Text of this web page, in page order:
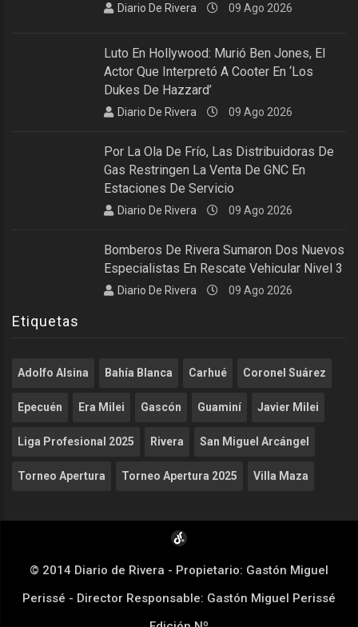
Diario De Rivera 09 Ago 2026
Luto En Hollywood: Murió Ben Jones, El
Actor Que Interpretó A Cooter En ‘Los
Dukes De Hazzard’
Diario De Rivera 09 Ago 2026
Por La Ola De Frío, Las Distribuidoras De
Gas Restringen La Venta De GNC En
Estaciones De Servicio
Diario De Rivera 09 Ago 2026
Bomberos De Rivera Sumaron Dos Nuevos
Especialistas En Rescate Vehicular Nivel 3
Diario De Rivera 09 Ago 2026
Etiquetas
Adolfo Alsina Bahía Blanca Carhué Coronel Suárez
Epecuén Era Milei Gascón Guaminí Javier Milei
Liga Profesional 2025 Rivera San Miguel Arcángel
Torneo Apertura Torneo Apertura 2025 Villa Maza
© 2014 Diario de Rivera - Propietario: Gastón Miguel
Perissé - Director Responsable: Gastón Miguel Perissé